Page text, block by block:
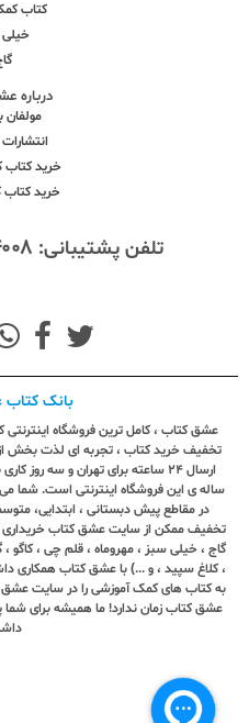
کتاب
درباره
مولفان
خرید کتاب
خرید کتاب
تلفن پشتیبانی:
بانک
عشق کتاب ، کامل ترین فروشگاه
تخفیف خرید کتاب ، تجربه ای لذت بخش از
ارسال ٢٤ ساعته برای تهران و سه
ساله ی این فروشگاه اینترنتی است. شما
در مقاطع پیش دبستانی ، ابتدایی،
تخفیف ممکن از سایت عشق کتاب خریداری
گاج ، خیلی سبز ، مهروماه ، قلم چی ، کاگو ،
، کلاغ سپید ، و ...) با عشق کتاب همکاری
به کتاب های کمک آموزشی را در سایت
عشق کتاب زمان ندارد! ما همیشه برای